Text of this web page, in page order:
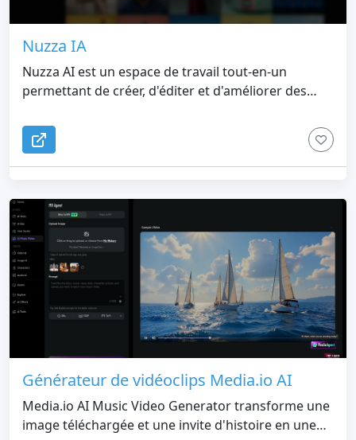
Nuzza IA
Nuzza AI est un espace de travail tout-en-un
permettant de créer, d'éditer et d'améliorer des
génératifs de pointe.
Générateur de vidéoclips Media.io AI
Media.io AI Music Video Generator transforme une
image téléchargée et une invite d'histoire en une